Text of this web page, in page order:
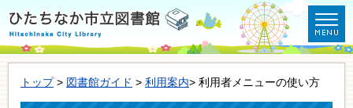
トップ> 図書館ガイド > 利用案内> 利用者メニューの使い方